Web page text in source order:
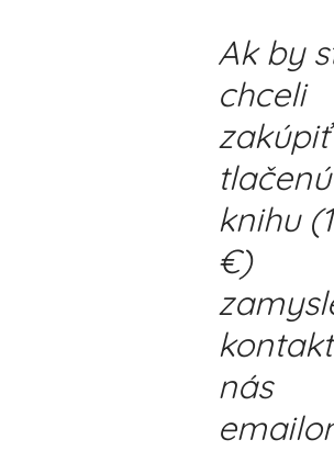
Ak by
chceli
zakúpiť
tlačenú
knihu
€)
nás